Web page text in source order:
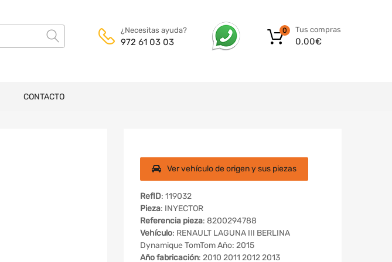
¿Necesitas ayuda?
972 61 03 03
Tus compras
0,00€
0
CONTACTO
Ver vehículo de origen y sus piezas
RefID: 119032
Pieza: INYECTOR
Referencia pieza: 8200294788
Vehículo: RENAULT LAGUNA III BERLINA
Dynamique TomTom Año: 2015
Año fabricación: 2010 2011 2012 2013